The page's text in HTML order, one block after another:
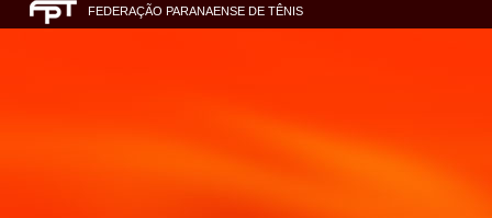
FEDERAÇÃO PARANAENSE DE TÊNIS